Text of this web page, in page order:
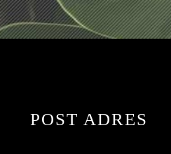
POST ADRES